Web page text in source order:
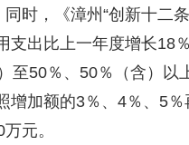
时，《漳州“创新十二
支出比上一年度增长18
至50％、50％（含）以
增加额的3％、4％、5
元。